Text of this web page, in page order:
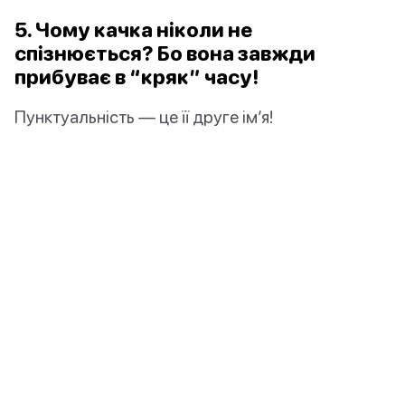
5. Чому качка ніколи не
спізнюється? Бо вона завжди
прибуває в “кряк” часу!
Пунктуальність — це її друге ім’я!